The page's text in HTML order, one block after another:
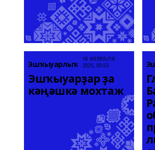
Эшҡыуарлыҡ
18 ФЕВРАЛЯ
2025, 05:55
Эшҡыуарҙар ҙа
кәңәшкә мохтаж